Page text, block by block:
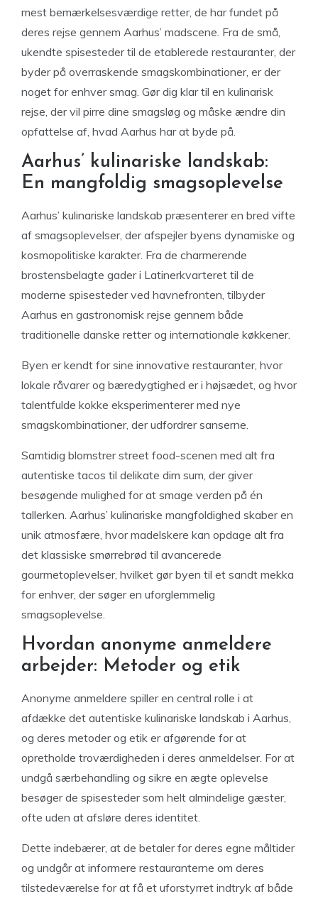
mest bemærkelsesværdige retter, de har fundet på
deres rejse gennem Aarhus’ madscene. Fra de små,
ukendte spisesteder til de etablerede restauranter, der
byder på overraskende smagskombinationer, er der
noget for enhver smag. Gør dig klar til en kulinarisk
rejse, der vil pirre dine smagsløg og måske ændre din
opfattelse af, hvad Aarhus har at byde på.
Aarhus’ kulinariske landskab:
En mangfoldig smagsoplevelse
Aarhus’ kulinariske landskab præsenterer en bred vifte
af smagsoplevelser, der afspejler byens dynamiske og
kosmopolitiske karakter. Fra de charmerende
brostensbelagte gader i Latinerkvarteret til de
moderne spisesteder ved havnefronten, tilbyder
Aarhus en gastronomisk rejse gennem både
traditionelle danske retter og internationale køkkener.
Byen er kendt for sine innovative restauranter, hvor
lokale råvarer og bæredygtighed er i højsædet, og hvor
talentfulde kokke eksperimenterer med nye
smagskombinationer, der udfordrer sanserne.
Samtidig blomstrer street food-scenen med alt fra
autentiske tacos til delikate dim sum, der giver
besøgende mulighed for at smage verden på én
tallerken. Aarhus’ kulinariske mangfoldighed skaber en
unik atmosfære, hvor madelskere kan opdage alt fra
det klassiske smørrebrød til avancerede
gourmetoplevelser, hvilket gør byen til et sandt mekka
for enhver, der søger en uforglemmelig
smagsoplevelse.
Hvordan anonyme anmeldere
arbejder: Metoder og etik
Anonyme anmeldere spiller en central rolle i at
afdække det autentiske kulinariske landskab i Aarhus,
og deres metoder og etik er afgørende for at
opretholde troværdigheden i deres anmeldelser. For at
undgå særbehandling og sikre en ægte oplevelse
besøger de spisesteder som helt almindelige gæster,
ofte uden at afsløre deres identitet.
Dette indebærer, at de betaler for deres egne måltider
og undgår at informere restauranterne om deres
tilstedeværelse for at få et uforstyrret indtryk af både